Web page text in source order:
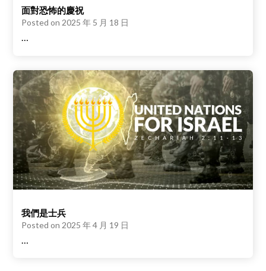
面對恐怖的慶祝
Posted on 2025 年 5 月 18 日
…
我們是士兵
Posted on 2025 年 4 月 19 日